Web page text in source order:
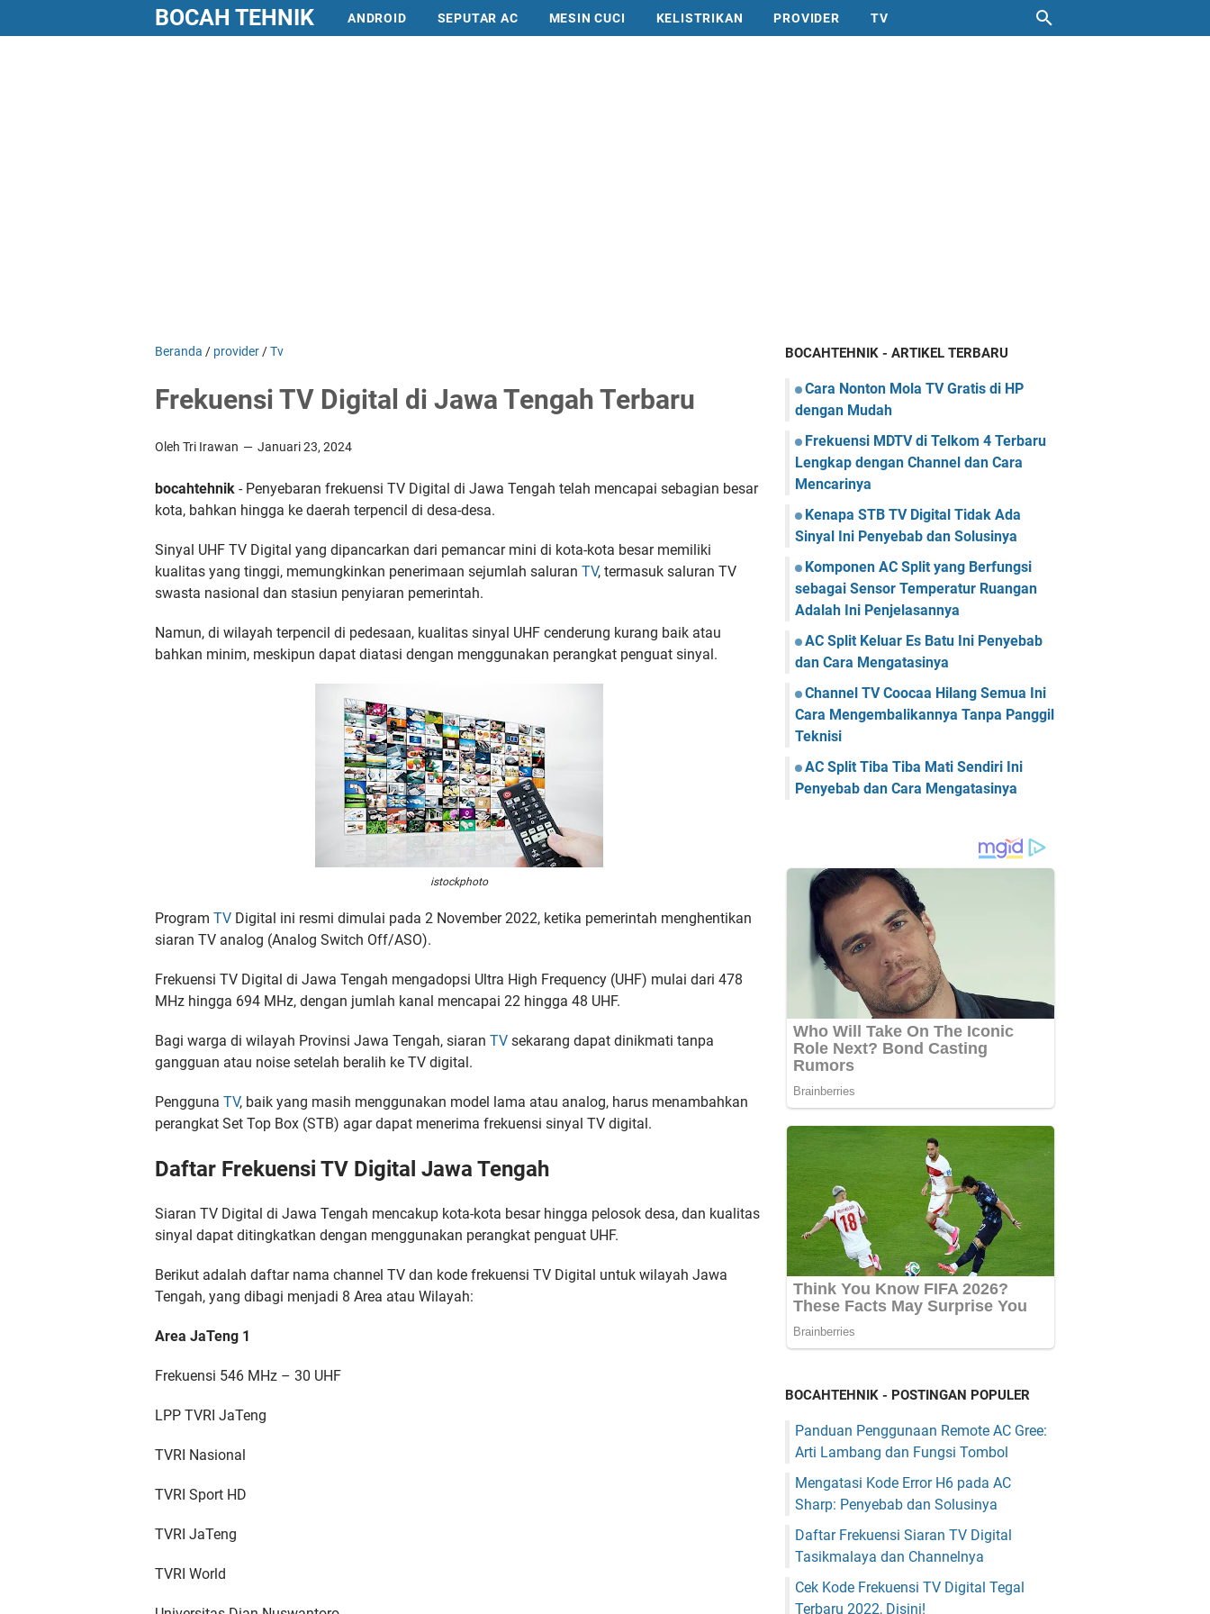
BOCAH TEHNIK ANDROID SEPUTAR AC MESIN CUCI KELISTRIKAN PROVIDER TV
Beranda / provider /Tv
Frekuensi TV Digital di Jawa Tengah Terbaru
Oleh Tri Irawan Januari 23, 2024
bocahtehnik - Penyebaran frekuensi TV Digital di Jawa Tengah telah mencapai sebagian besar
kota, bahkan hingga ke daerah terpencil di desa-desa.
Sinyal UHF TV Digital yang dipancarkan dari pemancar mini di kota-kota besar memiliki
kualitas yang tinggi, memungkinkan penerimaan sejumlah saluran TV, termasuk saluran TV
swasta nasional dan stasiun penyiaran pemerintah.
Namun, di wilayah terpencil di pedesaan, kualitas sinyal UHF cenderung kurang baik atau
bahkan minim, meskipun dapat diatasi dengan menggunakan perangkat penguat sinyal.
istockphoto
Program TV Digital ini resmi dimulai pada 2 November 2022, ketika pemerintah menghentikan
siaran TV analog (Analog Switch Off/ASO).
Frekuensi TV Digital di Jawa Tengah mengadopsi Ultra High Frequency (UHF) mulai dari 478
MHz hingga 694 MHz, dengan jumlah kanal mencapai 22 hingga 48 UHF.
Bagi warga di wilayah Provinsi Jawa Tengah, siaran TV sekarang dapat dinikmati tanpa
gangguan atau noise setelah beralih ke TV digital.
Pengguna TV, baik yang masih menggunakan model lama atau analog, harus menambahkan
perangkat Set Top Box (STB) agar dapat menerima frekuensi sinyal TV digital.
Daftar Frekuensi TV Digital Jawa Tengah
Siaran TV Digital di Jawa Tengah mencakup kota-kota besar hingga pelosok desa, dan kualitas
sinyal dapat ditingkatkan dengan menggunakan perangkat penguat UHF.
Berikut adalah daftar nama channel TV dan kode frekuensi TV Digital untuk wilayah Jawa
Tengah, yang dibagi menjadi 8 Area atau Wilayah:
Area JaTeng 1
Frekuensi 546 MHz – 30 UHF
LPP TVRI JaTeng
TVRI Nasional
TVRI Sport HD
TVRI JaTeng
TVRI World
BOCAHTEHNIK - ARTIKEL TERBARU
Cara Nonton Mola TV Gratis di HP
dengan Mudah
Frekuensi MDTV di Telkom 4 Terbaru
Lengkap dengan Channel dan Cara
Mencarinya
Kenapa STB TV Digital Tidak Ada
Sinyal Ini Penyebab dan Solusinya
Komponen AC Split yang Berfungsi
sebagai Sensor Temperatur Ruangan
Adalah Ini Penjelasannya
AC Split Keluar Es Batu Ini Penyebab
dan Cara Mengatasinya
Channel TV Coocaa Hilang Semua Ini
Cara Mengembalikannya Tanpa Panggil
Teknisi
AC Split Tiba Tiba Mati Sendiri Ini
Penyebab dan Cara Mengatasinya
BOCAHTEHNIK - POSTINGAN POPULER
Panduan Penggunaan Remote AC Gree:
Arti Lambang dan Fungsi Tombol
Mengatasi Kode Error H6 pada AC
Sharp: Penyebab dan Solusinya
Daftar Frekuensi Siaran TV Digital
Tasikmalaya dan Channelnya
Cek Kode Frekuensi TV Digital Tegal
Terbaru 2022, Disini!